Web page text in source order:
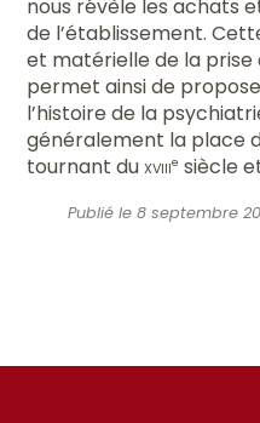
nous révèle les achats
de l’établissement.
et matérielle de la prise
permet ainsi de
l’histoire de la
généralement la place
tournant duxviiie siècle
Publié le 8 septembre